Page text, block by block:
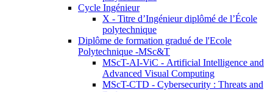
Cycle Ingénieur
X - Titre d’Ingénieur diplômé de l’École
polytechnique
Diplôme de formation gradué de l'Ecole
Polytechnique -MSc&T
MScT-AI-ViC - Artificial Intelligence and
Advanced Visual Computing
MScT-CTD - Cybersecurity : Threats and